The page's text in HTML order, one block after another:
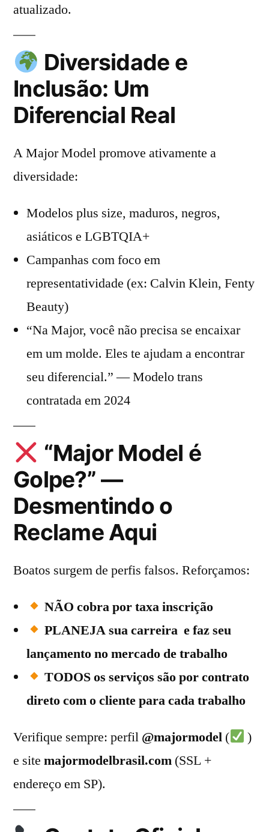
atualizado.
Diversidade e
Inclusão: Um
Diferencial Real
A Major Model promove ativamente a
diversidade:
Modelos plus size, maduros, negros,
asiáticos e LGBTQIA+
Campanhas com foco em
representatividade (ex: Calvin Klein, Fenty
Beauty)
“Na Major, você não precisa se encaixar
em um molde. Eles te ajudam a encontrar
seu diferencial.” — Modelo trans
contratada em 2024
“Major Model é
Golpe?” —
Desmentindo o
Reclame Aqui
Boatos surgem de perfis falsos. Reforçamos:
NÃO cobra por taxa inscrição
PLANEJA sua carreira e faz seu
lançamento no mercado de trabalho
TODOS os serviços são por contrato
direto com o cliente para cada trabalho
Verifique sempre: perfil @majormodel (
)
e site majormodelbrasil.com (SSL +
endereço em SP).